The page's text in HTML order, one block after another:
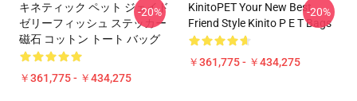
キネティック ペット ジェイド
ゼリーフィッシュ ステッカー
磁石 コットン トート バッグ
￥361,775 - ￥434,275
-20%
KinitoPET Your New Best
Friend Style Kinito P E T Bags
￥361,775 - ￥434,275
-20%